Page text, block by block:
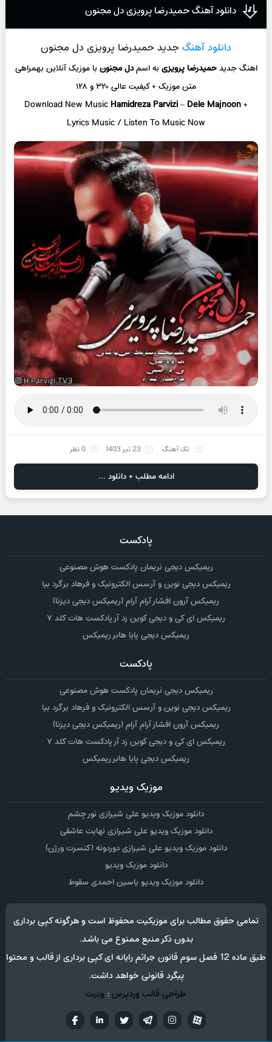
دانلود آهنگ حمیدرضا پرویزی دل مجنون
دانلود آهنگ جدید حمیدرضا پرویزی دل مجنون
اهنگ جدیدحمیدرضا پرویزیبه اسمدل مجنونبا موزیک آنلاینبهمراهی
متن موزیک + کیفیت عالی ۳۲۰ و ۱۲۸
Download New Music Hamidreza Parvizi– Dele Majnoon+
Lyrics Music / Listen To Music Now
تک آهنگ 23 تیر 1403 0 نظر
ادامه مطلب + دانلود ...
پادکست
ریمیکس دیجی نریمان پادکست هوش مصنوعی
ریمیکس دیجی نوین و آرسس الکترونیک و فرهاد برگرد بیا
ریمیکس آرون افشار آرام آرام (ریمیکس دیجی دیزنا)
ریمیکس ای کی و دیجی کوین زد آر پادکست هات کلد ۷
ریمیکس دیجی پایا هابر ریمیکس
پادکست
ریمیکس دیجی نریمان پادکست هوش مصنوعی
ریمیکس دیجی نوین و آرسس الکترونیک و فرهاد برگرد بیا
ریمیکس آرون افشار آرام آرام (ریمیکس دیجی دیزنا)
ریمیکس ای کی و دیجی کوین زد آر پادکست هات کلد ۷
ریمیکس دیجی پایا هابر ریمیکس
موزیک ویدیو
دانلود موزیک ویدیو علی شیرازی نور چشم
دانلود موزیک ویدیو علی شیرازی نهایت عاشقی
دانلود موزیک ویدیو علی شیرازی دوردونه (کنسرت ورژن)
دانلود موزیک ویدیو
دانلود موزیک ویدیو یاسین احمدی سقوط
تمامی حقوق مطالب برای موزیکیت محفوظ است و هرگونه کپی برداری
بدون ذکر منبع ممنوع می باشد.
طبق ماده 12 فصل سوم قانون جرائم رایانه ای کپی برداری از قالب و محتوا
پیگرد قانونی خواهد داشت.
طراحی قالب وردپرس: وبیت
تويترتلگراماینستاگرام آپارات